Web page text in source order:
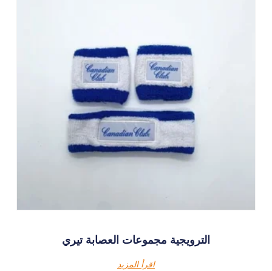
الترويجية مجموعات العصابة تيري
اقرأ المزيد